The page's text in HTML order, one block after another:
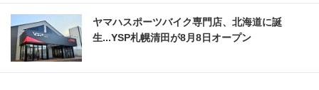
ヤマハスポーツバイク専門店、北海道に誕
生...YSP札幌清田が8月8日オープン